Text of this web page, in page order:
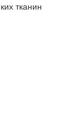
тканин